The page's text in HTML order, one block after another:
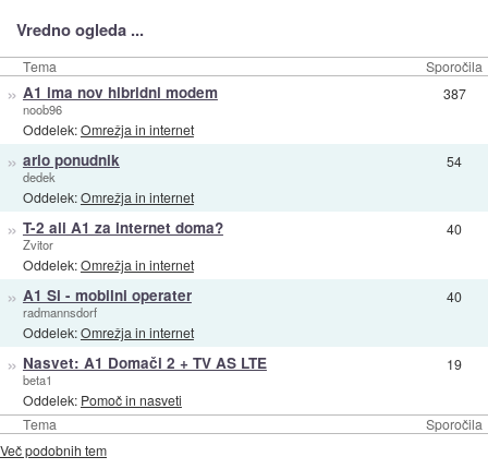
Vredno ogleda ...
Tema Sporočila
Tema Sporočila
» A1 ima nov hibridni modem
noob96
Oddelek:Omrežja in internet
387
» ario ponudnik
dedek
Oddelek:Omrežja in internet
54
» T-2 ali A1 za internet doma?
Zvitor
Oddelek:Omrežja in internet
40
» A1 Si - mobilni operater
radmannsdorf
Oddelek:Omrežja in internet
40
» Nasvet: A1 Domači 2 + TV AS LTE
beta1
Oddelek: Pomoč in nasveti
19
Več podobnih tem